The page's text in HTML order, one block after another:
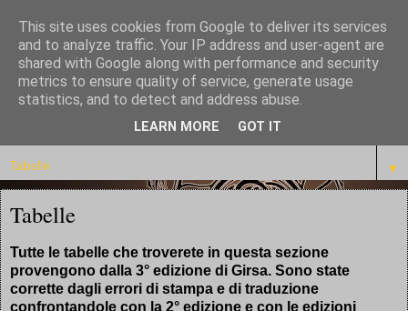
Istaro Quettar
La biblioteca dei Master
▼
Tabelle
Tutte le tabelle che troverete in questa sezione
provengono dalla 3° edizione di Girsa. Sono state
corrette dagli errori di stampa e di traduzione
confrontandole con la 2° edizione e con le edizioni
This site uses cookies from Google to deliver its services
and to analyze traffic. Your IP address and user-agent are
shared with Google along with performance and security
metrics to ensure quality of service, generate usage
statistics, and to detect and address abuse.
LEARN MORE GOT IT